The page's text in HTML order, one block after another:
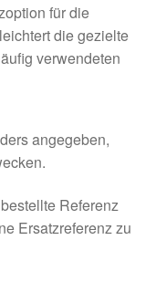
für die
die gezielte
verwendeten
angegeben,
Referenz
Ersatzreferenz zu